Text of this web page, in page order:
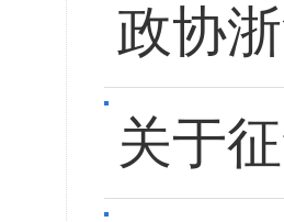
政协
关于